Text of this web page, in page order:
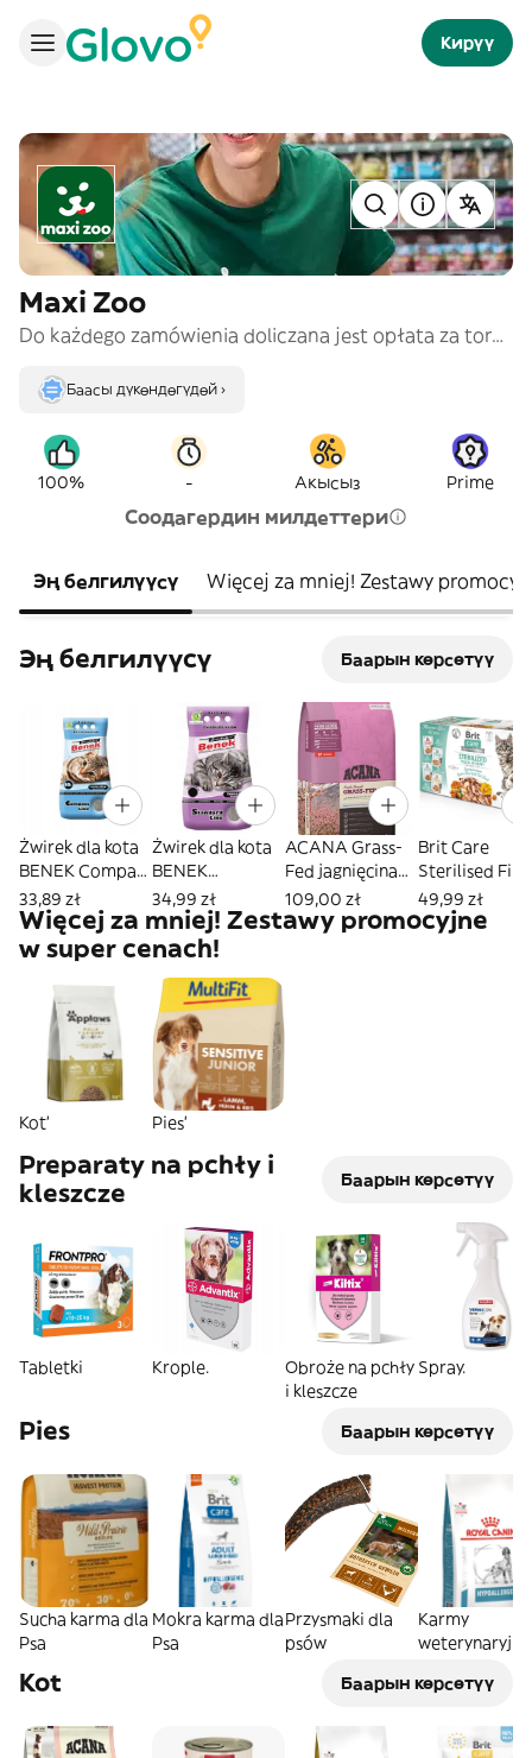
Кирүү
Maxi Zoo
Do każdego zamówienia doliczana jest opłata za torbę: 1,39 PLN/szt. Liczba toreb zależy od wielkości zamówienia. Podczas trwania promocji naliczana jest cena promocyjna. Główny Inspektorat Weterynarii - Link: https://pasze.wetgiw.gov.pl/otc/demo/
Баасы дүкөндөгүдөй ›
100% - Акысыз Prime
Соодагердин милдеттери
Эң белгилүүсү Więcej za mniej! Zestawy
Эң белгилүүсү Баарын көрсөтүү
Żwirek dla kota
BENEK Compact
Naturalny 10L
33,89 zł
Żwirek dla kota
BENEK
Standard
Lawenda 10L
34,99 zł
ACANA Grass-
Fed jagnięcina
2kg
109,00 zł
Brit Care
Sterilised
w sosie 12x85g
49,99 zł
Więcej za mniej! Zestawy promocyjne
w super cenach!
Kot' Pies'
Preparaty na pchły i
kleszcze
Баарын көрсөтүү
Tabletki Krople.
Obroże na pchły
i kleszcze
Spray.
Pies Баарын көрсөтүү
Sucha karma dla
Psa
Mokra karma dla
Psa
Przysmaki dla
psów
Karmy
weterynaryjne
Kot Баарын көрсөтүү